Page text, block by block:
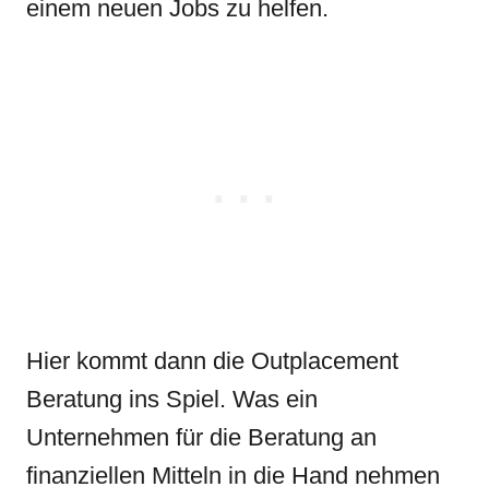
einem neuen Jobs zu helfen.
Hier kommt dann die Outplacement
Beratung ins Spiel. Was ein
Unternehmen für die Beratung an
finanziellen Mitteln in die Hand nehmen